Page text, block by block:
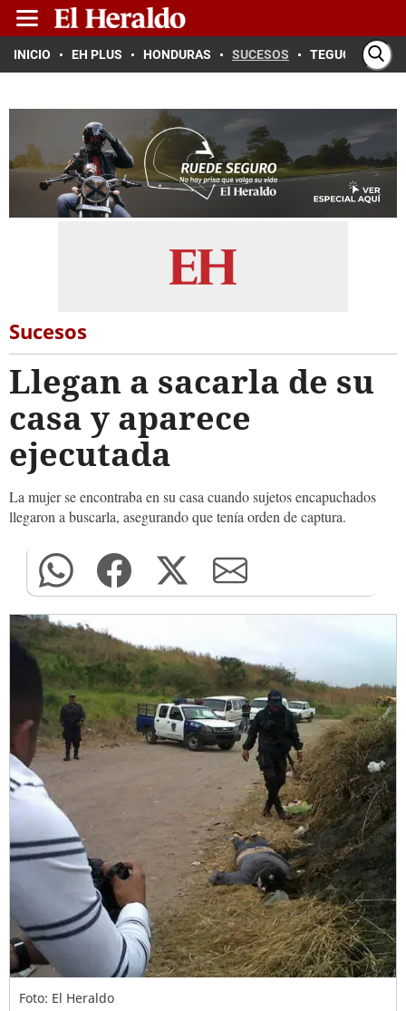
INICIO EH PLUS HONDURAS SUCESOS TEGUCIGALPA
Sucesos
Llegan a sacarla de su
casa y aparece
ejecutada
La mujer se encontraba en su casa cuando sujetos encapuchados
llegaron a buscarla, asegurando que tenía orden de captura.
Foto: El Heraldo